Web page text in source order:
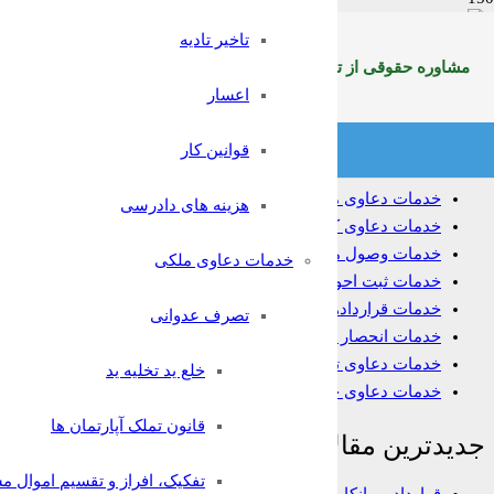
مشاوره حقوقی از تلفن ثابت سراسرکشوربا شماره:9099071369
تاخیر تادیه
اعسار
قوانین کار
هزینه های دادرسی
خدمات دعاوی ملکی
تصرف عدوانی
خلع ید تخلیه ید
قانون تملک آپارتمان ها
تفکیک، افراز و تقسیم اموال
مشاوره حقوقی غرب
خدمات دعاوی ملکی
خدمات دعاوی کیفری
خدمات وصول مطالبات
خدمات ثبت احوال
خدمات قراردادها
خدمات انحصار وراثت
خدمات دعاوی تجاری
خدمات دعاوی خانواده
جدیدترین مقالات